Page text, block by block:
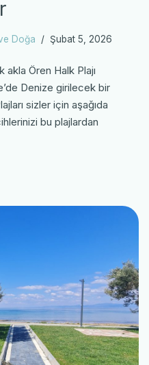
Doğa Şubat 5, 2026
akla Ören Halk Plajı
Denize girilecek bir
sizler için aşağıda
bu plajlardan